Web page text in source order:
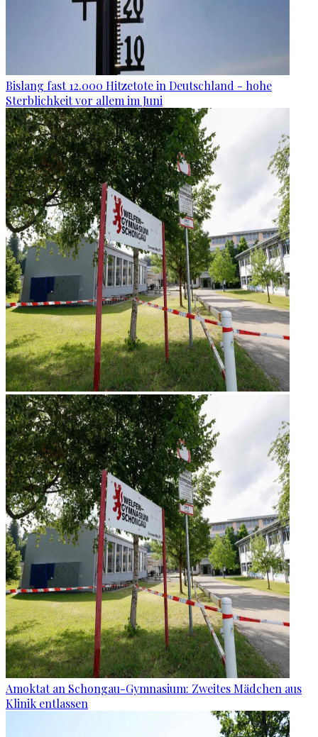
Bislang fast 12.000 Hitzetote in Deutschland - hohe
Sterblichkeit vor allem im Juni
Amoktat an Schongau-Gymnasium: Zweites Mädchen aus
Klinik entlassen